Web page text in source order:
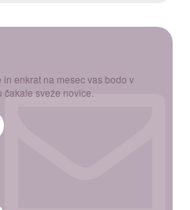
enkrat na mesec vas bodo v
sveže novice.